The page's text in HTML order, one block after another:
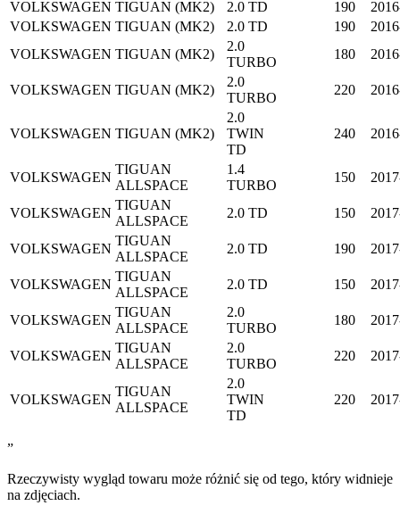
VOLKSWAGEN TIGUAN (MK2) 2.0 TD 190
VOLKSWAGEN TIGUAN (MK2) 2.0 TD 190
VOLKSWAGEN TIGUAN (MK2)
2.0
TURBO
180
VOLKSWAGEN TIGUAN (MK2)
2.0
TURBO
220
VOLKSWAGEN TIGUAN (MK2)
2.0
TWIN
TD
240
VOLKSWAGEN
TIGUAN
ALLSPACE
1.4
TURBO
150
VOLKSWAGEN
TIGUAN
ALLSPACE
2.0 TD 150
VOLKSWAGEN
TIGUAN
ALLSPACE
2.0 TD 190
VOLKSWAGEN
TIGUAN
ALLSPACE
2.0 TD 150
VOLKSWAGEN
TIGUAN
ALLSPACE
2.0
TURBO
180
VOLKSWAGEN
TIGUAN
ALLSPACE
2.0
TURBO
220
VOLKSWAGEN
TIGUAN
ALLSPACE
2.0
TWIN
TD
220
”
Rzeczywisty wygląd towaru może różnić się od tego, który widnieje
na zdjęciach.